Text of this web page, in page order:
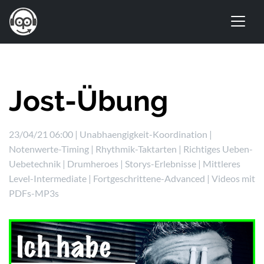
Jost-Übung
23/04/21 06:00 | Unabhaengigkeit-Koordination |
Notenwerte-Timing | Rhythmik-Taktarten | Richtiges Ueben-
Uebetechnik | Drumheroes | Storys-Erlebnisse | Mittleres
Level-Intermediate | Fortgeschrittene-Advanced | Videos mit
PDFs-MP3s